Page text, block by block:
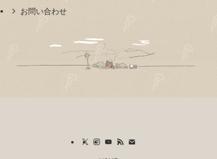
お問い合わせ